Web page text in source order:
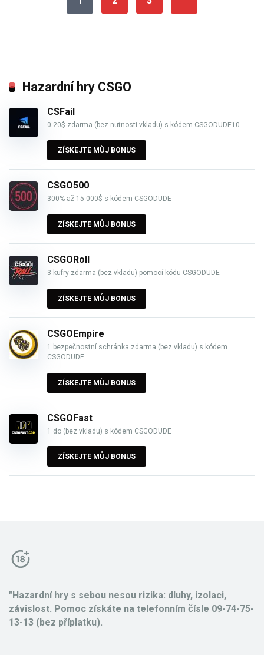
Hazardní hry CSGO
CSFail
0.20$ zdarma (bez nutnosti vkladu) s kódem CSGODUDE10
ZÍSKEJTE MŮJ BONUS
CSGO500
300% až 15 000$ s kódem CSGODUDE
ZÍSKEJTE MŮJ BONUS
CSGORoll
3 kufry zdarma (bez vkladu) pomocí kódu CSGODUDE
ZÍSKEJTE MŮJ BONUS
CSGOEmpire
1 bezpečnostní schránka zdarma (bez vkladu) s kódem
CSGODUDE
ZÍSKEJTE MŮJ BONUS
CSGOFast
1 do (bez vkladu) s kódem CSGODUDE
ZÍSKEJTE MŮJ BONUS
"Hazardní hry s sebou nesou rizika: dluhy, izolaci,
závislost. Pomoc získáte na telefonním čísle 09-74-75-
13-13 (bez příplatku).